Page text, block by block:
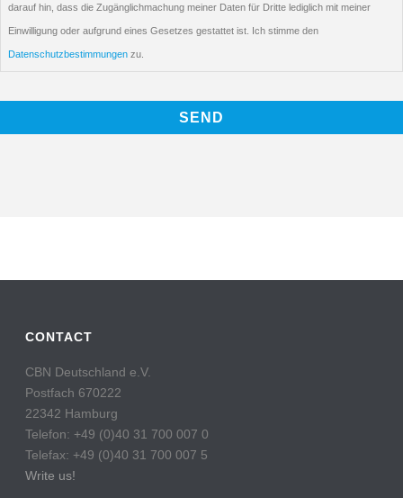
darauf hin, dass die Zugänglichmachung meiner Daten für Dritte lediglich mit meiner
Einwilligung oder aufgrund eines Gesetzes gestattet ist. Ich stimme den
Datenschutzbestimmungen zu.
CONTACT
CBN Deutschland e.V.
Postfach 670222
22342 Hamburg
Telefon: +49 (0)40 31 700 007 0
Telefax: +49 (0)40 31 700 007 5
Write us!